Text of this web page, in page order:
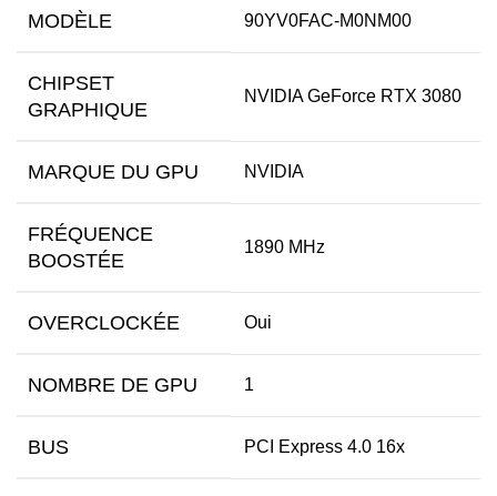
MODÈLE 90YV0FAC-M0NM00
CHIPSET
GRAPHIQUE
NVIDIA GeForce RTX 3080
MARQUE DU GPU NVIDIA
FRÉQUENCE
BOOSTÉE
1890 MHz
OVERCLOCKÉE Oui
NOMBRE DE GPU 1
BUS PCI Express 4.0 16x